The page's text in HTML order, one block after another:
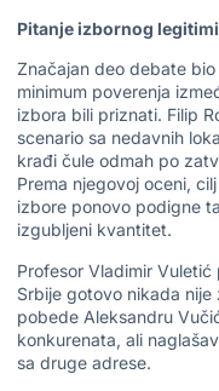
Pitanje izbornog
Značajan deo debate
minimum poverenja
izbora bili priznati. Filip
scenario sa nedavnih
krađi čule odmah po
Prema njegovoj oceni,
izbore ponovo podigne
izgubljeni kvantitet.
Profesor Vladimir
Srbije gotovo nikada
pobede Aleksandru
konkurenata, ali
sa druge adrese.